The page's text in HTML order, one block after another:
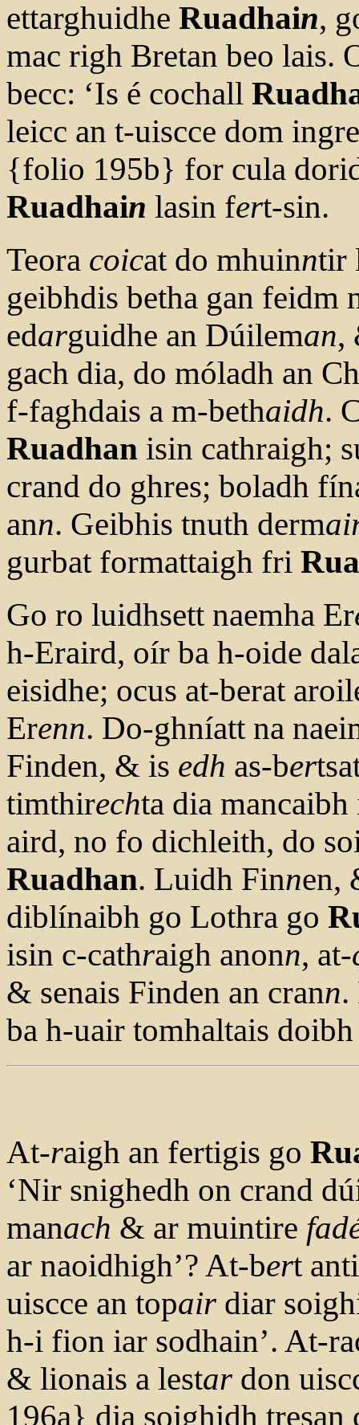
ettarghuidhe Ruadhain,
mac righ Bretan beo lais.
becc: ‘Is é cochall
leicc an t-uiscce dom
{folio 195b} for cula
Ruadhain lasin fert-sin.
Teora coicat do mhuinntir
geibhdis betha gan feidm
edarguidhe an Dúileman,
gach dia, do móladh an
f-faghdais a m-bethaidh.
Ruadhan isin cathraigh;
crand do ghres; boladh
ann. Geibhis tnuth derm
gurbat formattaigh fri
Go ro luidhsett naemha Er
h-Eraird, oír ba h-oide
eisidhe; ocus at-berat
Erenn. Do-ghníatt na
Finden, & is edh as-ber
timthirechta dia
aird, no fo dichleith, do
Ruadhan. Luidh Finnen,
diblínaibh go Lothra go
isin c-cathraigh anonn, at-
& senais Finden an crann.
ba h-uair tomhaltais
At-raigh an fertigis go
‘Nir snighedh on crand
manach & ar muintire
ar naoidhigh’? At-bert
uiscce an topair diar
h-i fion iar sodhain’. At-
& lionais a lestar don
196a} dia soighidh